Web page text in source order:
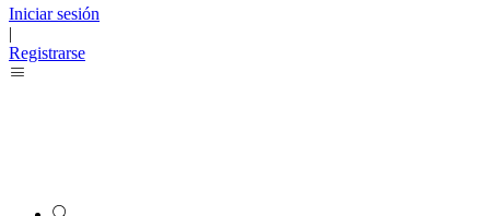
Iniciar sesión
|
Registrarse